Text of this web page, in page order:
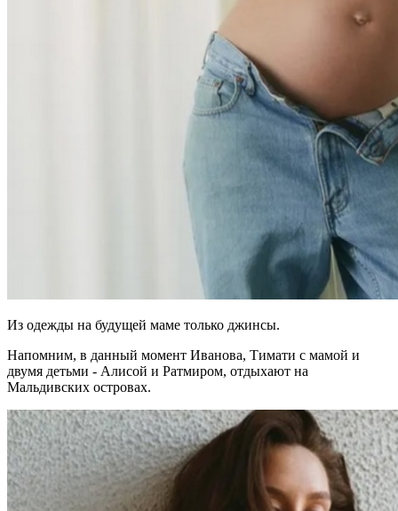
Из одежды на будущей маме только джинсы.
Напомним, в данный момент Иванова, Тимати с мамой и
двумя детьми - Алисой и Ратмиром, отдыхают на
Мальдивских островах.